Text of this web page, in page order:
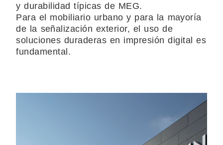
y durabilidad típicas de MEG.
Para el mobiliario urbano y para la mayoría
de la señalización exterior, el uso de
soluciones duraderas en impresión digital es
fundamental.